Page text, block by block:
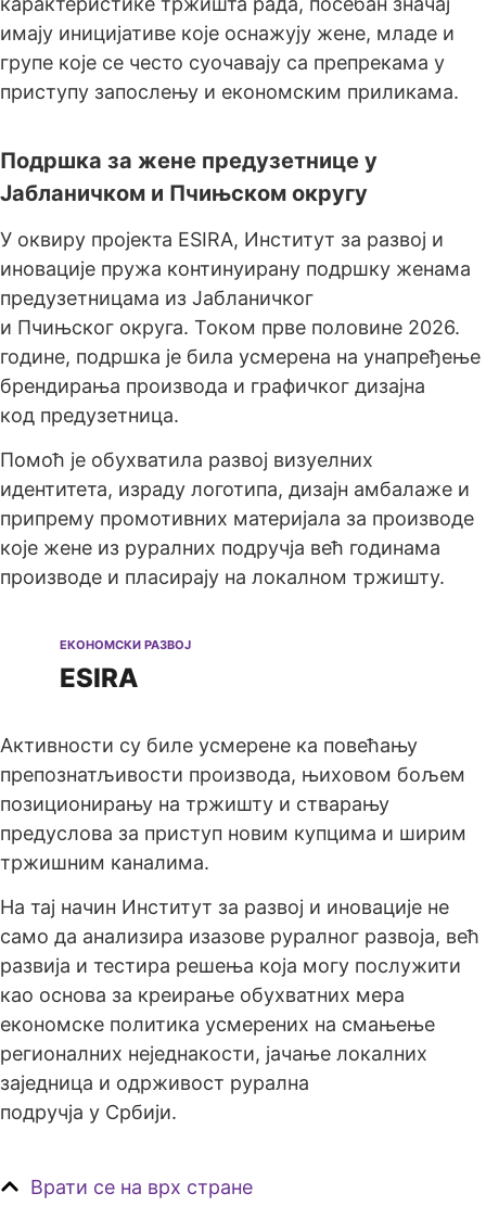
имају иницијативе које оснажују жене, младе и
групе које се често суочавају са препрекама у
приступу запослењу и економским приликама.
Подршка за жене предузетнице у
Јабланичком и Пчињском округу
У оквиру пројекта ESIRA, Институт за развој и
иновације пружа континуирану подршку женама
предузетницама из Јабланичког
и Пчињског округа. Током прве половине 2026.
године, подршка је била усмерена на унапређење
брендирања производа и графичког дизајна
код предузетница.
Помоћ је обухватила развој визуелних
идентитета, израду логотипа, дизајн амбалаже и
припрему промотивних материјала за производе
које жене из руралних подручја већ годинама
производе и пласирају на локалном тржишту.
ЕКОНОМСКИ РАЗВОЈ
ESIRA
Активности су биле усмерене ка повећању
препознатљивости производа, њиховом бољем
позиционирању на тржишту и стварању
предуслова за приступ новим купцима и ширим
тржишним каналима.
На тај начин Институт за развој и иновације не
само да анализира изазове руралног развоја, већ
развија и тестира решења која могу послужити
као основа за креирање обухватних мера
економске политика усмерених на смањење
регионалних неједнакости, јачање локалних
заједница и одрживост рурална
подручја у Србији.
Врати се на врх стране